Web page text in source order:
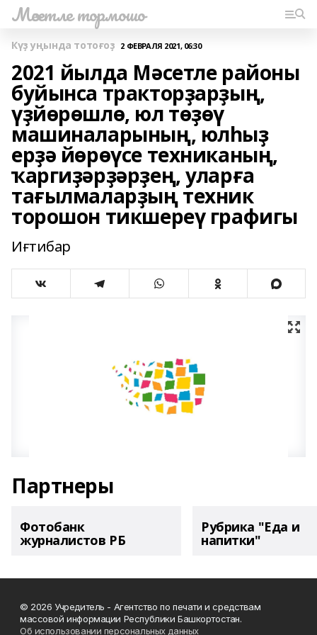
Мәсетле тормошо
Күҙ уңында тотоғоҙ 2 ФЕВРАЛЯ 2021, 06:30
2021 йылда Мәсетле районы
буйынса тракторҙарҙың,
үҙйөрөшлө, юл төҙөү
машиналарының, юлһыҙ
ерҙә йөрөүсе техниканың,
ҡаргиҙәрҙәрҙең, уларға
тағылмаларҙың техник
торошон тикшереү графигы
Иғтибар
Партнеры
Фотобанк
журналистов РБ
Рубрика "Еда и
напитки"
© 2026 Учредитель - Агентство по печати и средствам
массовой информации Республики Башкортостан.
Об использовании персональных данных